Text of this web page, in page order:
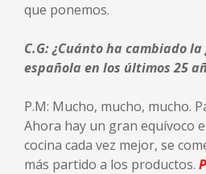
que ponemos.
C.G: ¿Cuánto ha cambiado
española en los últimos 25
P.M: Mucho, mucho, mucho.
Ahora hay un gran equívoco
cocina cada vez mejor, se
más partido a los productos.